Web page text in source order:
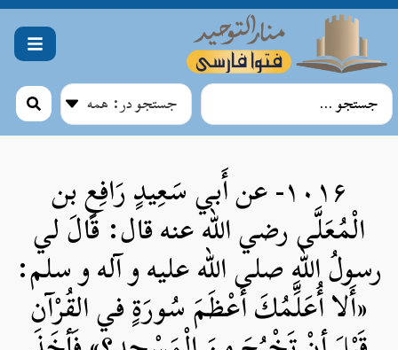
۱۰۱۶- عن أَبي سَعِيدٍ رَافِعِ بن
الْمُعَلَّى رضي الله عنه قال: قَالَ لي
رسولُ اللهِ صلی الله علیه و آله و سلم:
«أَلا أُعَلِّمُكَ أَعْظَمَ سُورَةٍ في القُرْآن